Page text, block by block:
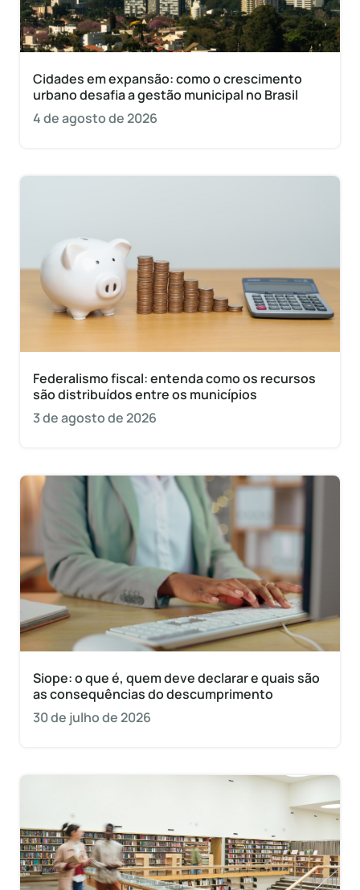
Cidades em expansão: como o crescimento
urbano desafia a gestão municipal no Brasil
4 de agosto de 2026
Federalismo fiscal: entenda como os recursos
são distribuídos entre os municípios
3 de agosto de 2026
Siope: o que é, quem deve declarar e quais são
as consequências do descumprimento
30 de julho de 2026